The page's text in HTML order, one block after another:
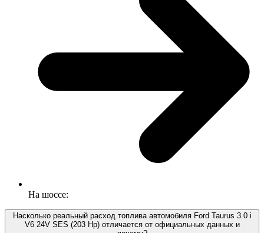
На шоссе:
Насколько реальный расход топлива автомобиля Ford Taurus 3.0 i
V6 24V SES (203 Hp) отличается от официальных данных и